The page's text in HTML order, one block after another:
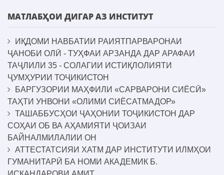
МАТЛАБҲОИ ДИГАР АЗ ИНСТИТУТ
ИҚДОМИ НАВБАТИИ РАИЯТПАРВАРОНАИ
ҶАНОБИ ОЛӢ - ТУҲФАИ АРЗАНДА ДАР АРАФАИ
ТАҶЛИЛИ 35 - СОЛАГИИ ИСТИҚЛОЛИЯТИ
ҶУМҲУРИИ ТОҶИКИСТОН
БАРГУЗОРИИ МАҲФИЛИ «САРВАРОНИ СИЁСӢ»
ТАҲТИ УНВОНИ «ОЛИМИ СИЁСАТМАДОР»
ТАШАББУСҲОИ ҶАҲОНИИ ТОҶИКИСТОН ДАР
СОҲАИ ОБ ВА АҲАМИЯТИ ҶОИЗАИ
БАЙНАЛМИЛАЛИИ ОН
АТТЕСТАТСИЯИ ХАТМ ДАР ИНСТИТУТИ ИЛМҲОИ
ГУМАНИТАРӢ БА НОМИ АКАДЕМИК Б.